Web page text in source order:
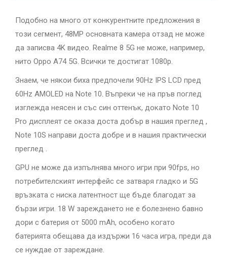
Подобно на много от конкурентните предложения в
този сегмент, 48MP основната камера отзад не може
да записва 4K видео. Realme 8 5G не може, например,
нито Oppo A74 5G. Всички те достигат 1080p.
Знаем, че някои биха предпочели 90Hz IPS LCD пред
60Hz AMOLED на Note 10. Въпреки че на пръв поглед
изглежда неясен и със син оттенък, докато Note 10
Pro дисплеят се оказа доста добър в нашия преглед ,
Note 10S направи доста добре и в нашия практически
преглед .
GPU не може да изпълнява много игри при 90fps, но
потребителският интерфейс се затваря гладко и 5G
връзката с ниска латентност ще бъде благодат за
бързи игри. 18 W зареждането не е болезнено бавно
дори с батерия от 5000 mAh, особено когато
батерията обещава да издържи 16 часа игра, преди да
се нуждае от зареждане.